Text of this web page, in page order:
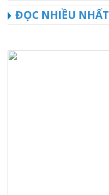
ĐỌC NHIỀU NHẤT